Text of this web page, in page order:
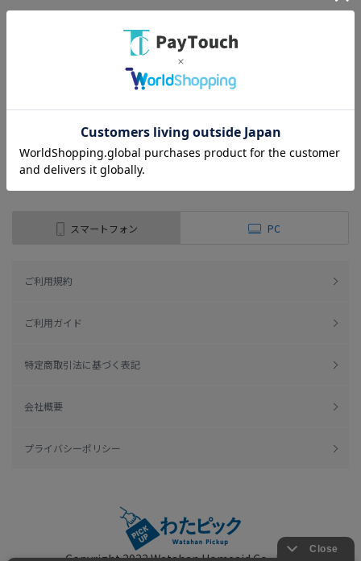
在庫：○
WIP-5150SET ホワイト
￥14,080
バリエーション：なし
在庫：○
（全2件）
スマートフォン PC
ご利用規約
ご利用ガイド
特定商取引法に基づく表記
会社概要
プライバシーポリシー